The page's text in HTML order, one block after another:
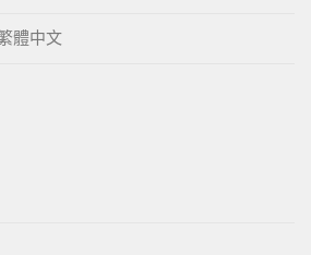
體中文